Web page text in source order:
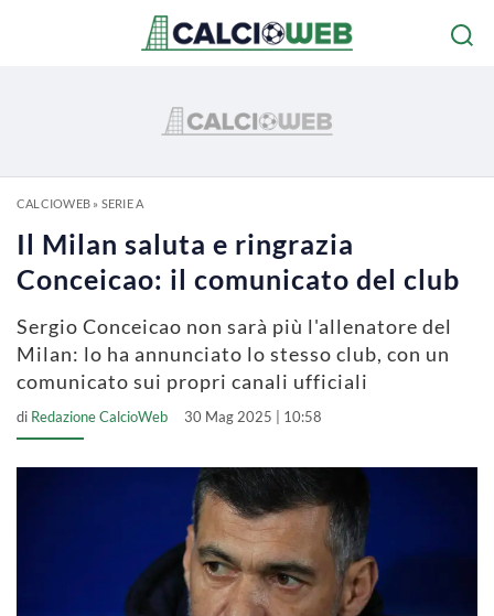
CALCIOWEB» SERIE A
Il Milan saluta e ringrazia
Conceicao: il comunicato del club
Sergio Conceicao non sarà più l'allenatore del
Milan: lo ha annunciato lo stesso club, con un
comunicato sui propri canali ufficiali
di Redazione CalcioWeb 30 Mag 2025 | 10:58